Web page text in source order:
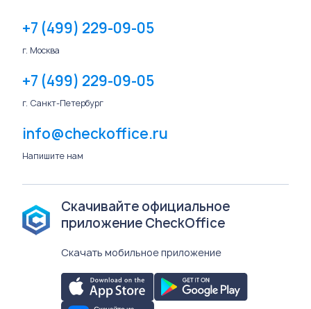
+7 (499) 229-09-05
г. Москва
+7 (499) 229-09-05
г. Санкт-Петербург
info@checkoffice.ru
Напишите нам
Скачивайте официальное
приложение CheckOffice
Скачать мобильное приложение